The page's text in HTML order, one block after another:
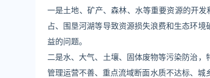
一是土地、矿产、森林、水等重要资源的开
占、围垦河湖等导致资源损失浪费和生态环
益的问题。
二是水、大气、土壤、固体废物等污染防治
管理运营不善、重点流域断面水质不达标、城